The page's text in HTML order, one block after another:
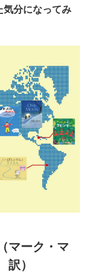
分になってみ
マーク・マ
）